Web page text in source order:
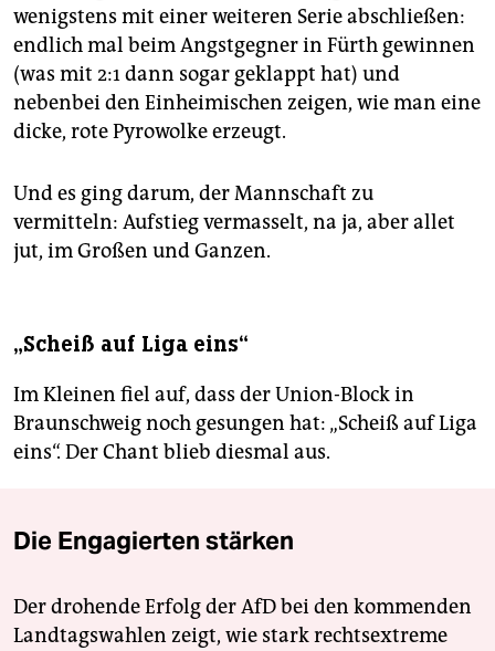
wenigstens mit einer weiteren Serie abschließen:
endlich mal beim Angstgegner in Fürth gewinnen
(was mit 2:1 dann sogar geklappt hat) und
nebenbei den Einheimischen zeigen, wie man eine
dicke, rote Pyrowolke erzeugt.
Und es ging darum, der Mannschaft zu
vermitteln: Aufstieg vermasselt, na ja, aber allet
jut, im Großen und Ganzen.
„Scheiß auf Liga eins“
Im Kleinen fiel auf, dass der Union-Block in
Braunschweig noch gesungen hat: „Scheiß auf Liga
eins“. Der Chant blieb diesmal aus.
Die Engagierten stärken
Der drohende Erfolg der AfD bei den kommenden
Landtagswahlen zeigt, wie stark rechtsextreme